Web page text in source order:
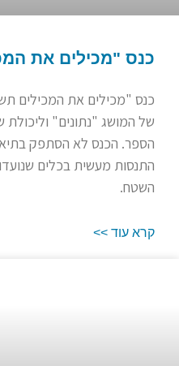
כנס "מכילים את
כנס "מכילים את המכילים
של המושג "נתונים" וליכולת
הספר. הכנס לא הסתפק
התנסות מעשית בכלים שנועדו
השטח.
קרא עוד >>